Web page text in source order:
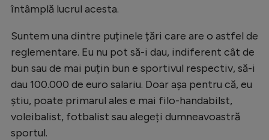
Gimnastică
Rugby
Ciclism
Alte sporturi
JO 2024
întâmplă lucrul acesta.
Suntem una dintre puținele țări care are o astfel de
reglementare. Eu nu pot să-i dau, indiferent cât de
bun sau de mai puțin bun e sportivul respectiv, să-i
dau 100.000 de euro salariu. Doar așa pentru că, eu
știu, poate primarul ales e mai filo-handabilst,
voleibalist, fotbalist sau alegeți dumneavoastră
sportul.